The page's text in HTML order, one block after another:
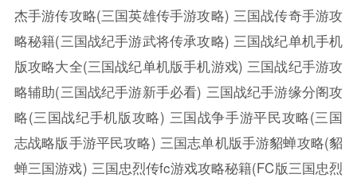
杰手游传攻略(三国英雄传手游攻略) 三国战传奇手游攻
略秘籍(三国战纪手游武将传承攻略) 三国战纪单机手机
版攻略大全(三国战纪单机版手机游戏) 三国战纪手游攻
略辅助(三国战纪手游新手必看) 三国战纪手游缘分阁攻
略(三国战纪手机版攻略) 三国战争手游平民攻略(三国
志战略版手游平民攻略) 三国志单机版手游貂蝉攻略(貂
蝉三国游戏) 三国忠烈传fc游戏攻略秘籍(FC版三国忠烈